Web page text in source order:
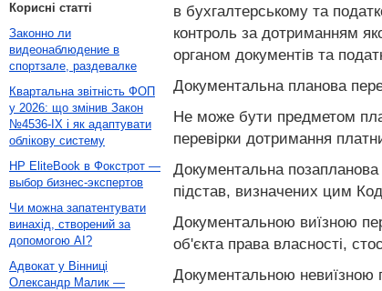
в бухгалтерському та
контроль за дотриманням
органом документів та
Документальна планова
Не може бути предметом
перевірки дотримання
Документальна позапланова
підстав, визначених цим
Документальною виїзною
об'єкта права власності,
Документальною невиїзною
Корисні статті
Законно ли
видеонаблюдение в
спортзале, раздевалке
Квартальна звітність ФОП
у 2026: що змінив Закон
№4536-IX і як адаптувати
облікову систему
HP EliteBook в Фокстрот —
выбор бизнес-экспертов
Чи можна запатентувати
винахід, створений за
допомогою AI?
Адвокат у Вінниці
Олександр Малик —